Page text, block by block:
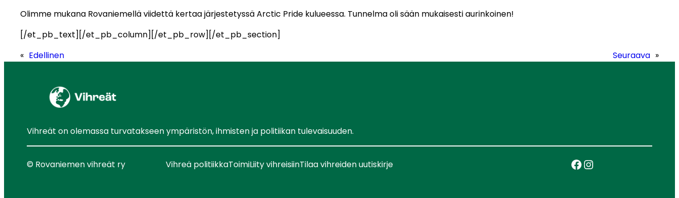
Olimme mukana Rovaniemellä viidettä kertaa järjestetyssä Arctic Pride kulueessa. Tunnelma oli sään mukaisesti aurinkoinen!
[/et_pb_text][/et_pb_column][/et_pb_row][/et_pb_section]
« Edellinen Seuraava »
Vihreät on olemassa turvatakseen ympäristön, ihmisten ja politiikan tulevaisuuden.
© Rovaniemen vihreät ry Vihreä politiikkaToimiLiity vihreisiinTilaa vihreiden uutiskirje Facebook
Instagram